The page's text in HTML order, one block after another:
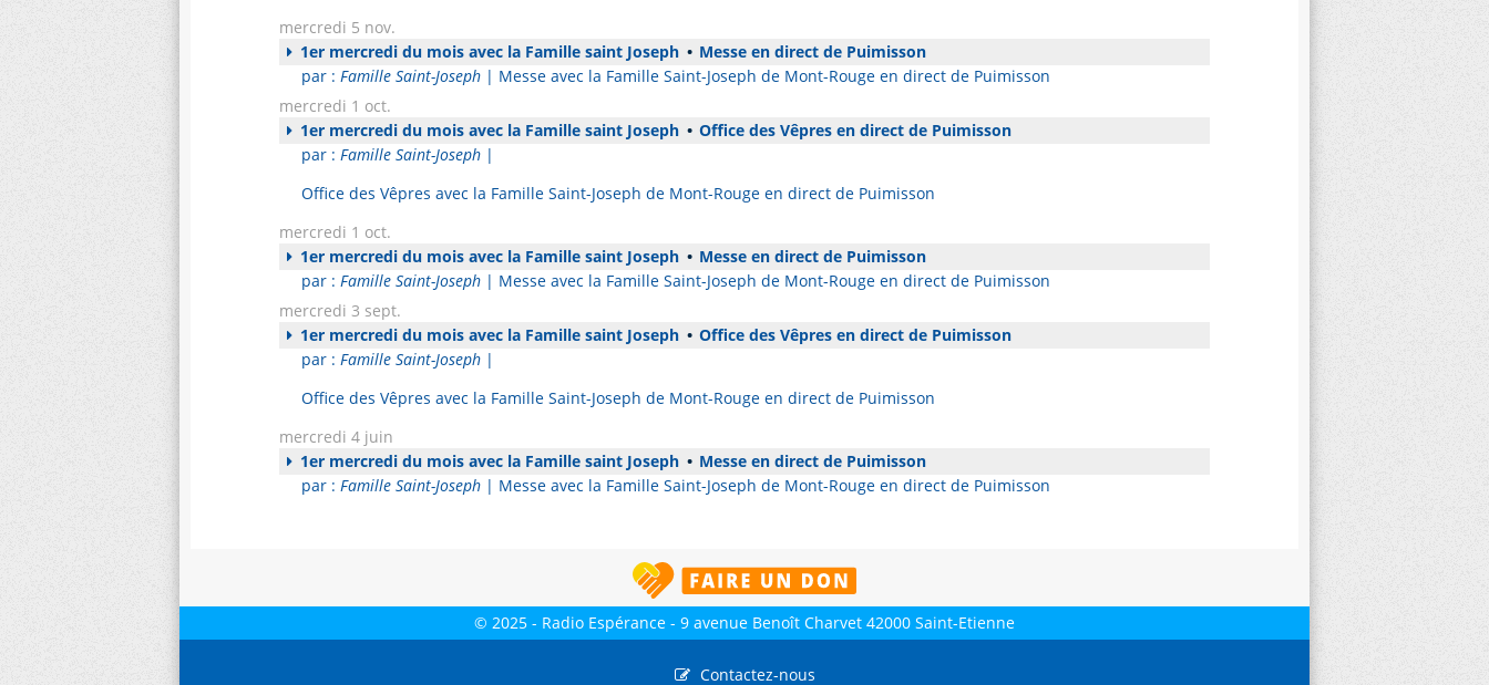
mercredi 5 nov.
1er mercredi du mois avec la Famille saint Joseph • Messe en direct de Puimisson
par : Famille Saint-Joseph| Messe avec la Famille Saint-Joseph de Mont-Rouge en direct de Puimisson
mercredi 1 oct.
1er mercredi du mois avec la Famille saint Joseph • Office des Vêpres en direct de Puimisson
par : Famille Saint-Joseph|
Office des Vêpres avec la Famille Saint-Joseph de Mont-Rouge en direct de Puimisson
mercredi 1 oct.
1er mercredi du mois avec la Famille saint Joseph • Messe en direct de Puimisson
par : Famille Saint-Joseph| Messe avec la Famille Saint-Joseph de Mont-Rouge en direct de Puimisson
mercredi 3 sept.
1er mercredi du mois avec la Famille saint Joseph • Office des Vêpres en direct de Puimisson
par : Famille Saint-Joseph|
Office des Vêpres avec la Famille Saint-Joseph de Mont-Rouge en direct de Puimisson
mercredi 4 juin
1er mercredi du mois avec la Famille saint Joseph • Messe en direct de Puimisson
par : Famille Saint-Joseph| Messe avec la Famille Saint-Joseph de Mont-Rouge en direct de Puimisson
© 2025 - Radio Espérance - 9 avenue Benoît Charvet 42000 Saint-Etienne
Contactez-nous